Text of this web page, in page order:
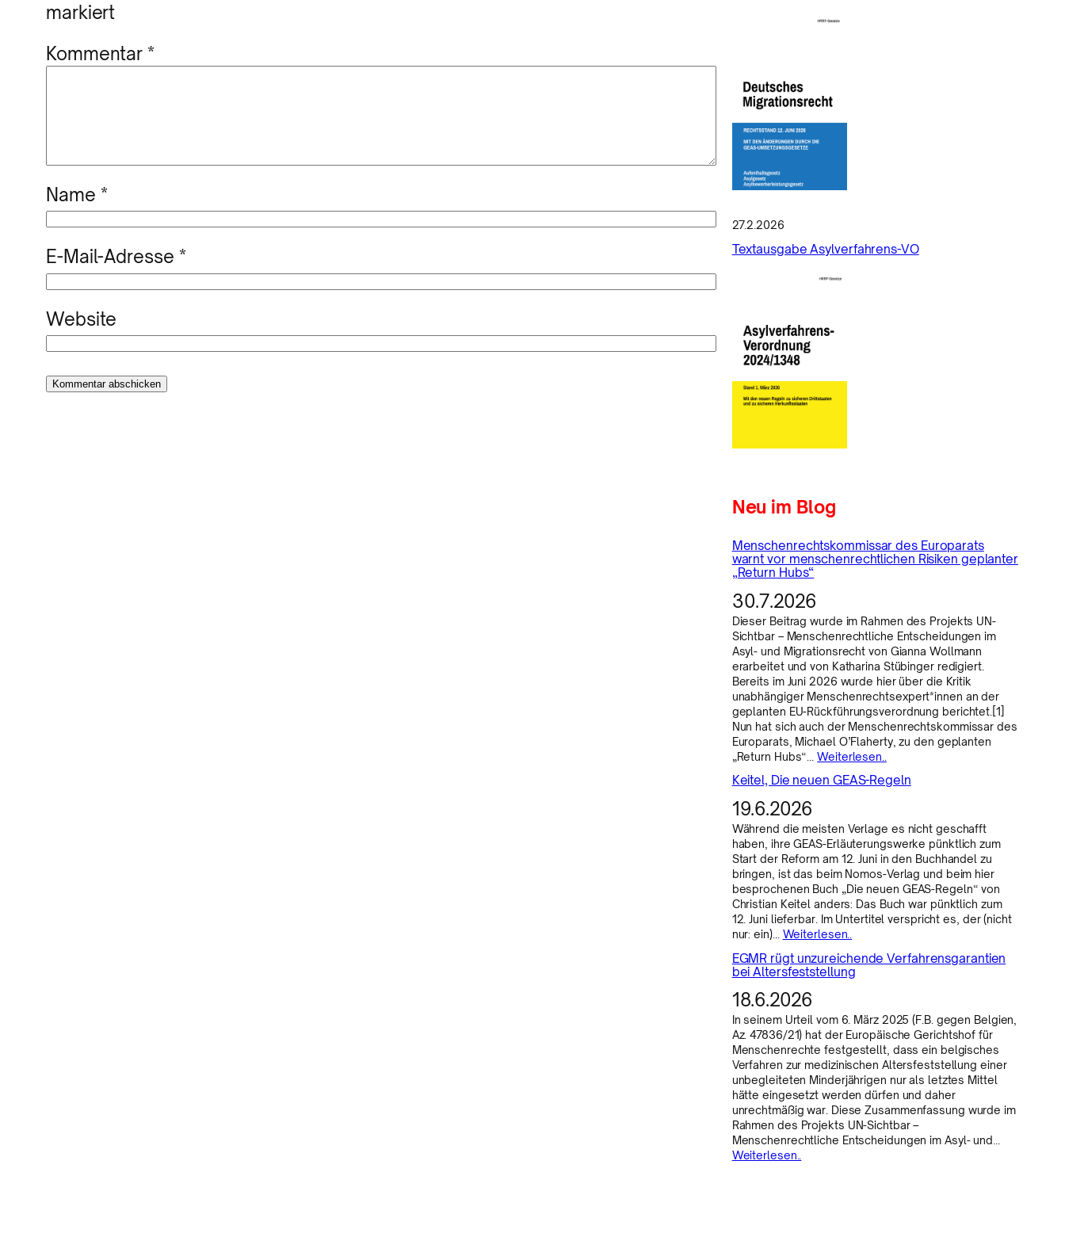
markiert
Kommentar *
Name *
E-Mail-Adresse *
Website
27.2.2026
Textausgabe Asylverfahrens-VO
Neu im Blog
Menschenrechtskommissar des Europarats
warnt vor menschenrechtlichen Risiken geplanter
„Return Hubs“
30.7.2026
Dieser Beitrag wurde im Rahmen des Projekts UN-
Sichtbar – Menschenrechtliche Entscheidungen im
Asyl- und Migrationsrecht von Gianna Wollmann
erarbeitet und von Katharina Stübinger redigiert.
Bereits im Juni 2026 wurde hier über die Kritik
unabhängiger Menschenrechtsexpert*innen an der
geplanten EU-Rückführungsverordnung berichtet.[1]
Nun hat sich auch der Menschenrechtskommissar des
Europarats, Michael O’Flaherty, zu den geplanten
„Return Hubs“…Weiterlesen..
Keitel, Die neuen GEAS-Regeln
19.6.2026
Während die meisten Verlage es nicht geschafft
haben, ihre GEAS-Erläuterungswerke pünktlich zum
Start der Reform am 12. Juni in den Buchhandel zu
bringen, ist das beim Nomos-Verlag und beim hier
besprochenen Buch „Die neuen GEAS-Regeln“ von
Christian Keitel anders: Das Buch war pünktlich zum
12. Juni lieferbar. Im Untertitel verspricht es, der (nicht
nur: ein)… Weiterlesen..
EGMR rügt unzureichende Verfahrensgarantien
bei Altersfeststellung
18.6.2026
In seinem Urteil vom 6. März 2025 (F.B. gegen Belgien,
Az. 47836/21) hat der Europäische Gerichtshof für
Menschenrechte festgestellt, dass ein belgisches
Verfahren zur medizinischen Altersfeststellung einer
unbegleiteten Minderjährigen nur als letztes Mittel
hätte eingesetzt werden dürfen und daher
unrechtmäßig war. Diese Zusammenfassung wurde im
Rahmen des Projekts UN-Sichtbar –
Menschenrechtliche Entscheidungen im Asyl- und…
Weiterlesen..